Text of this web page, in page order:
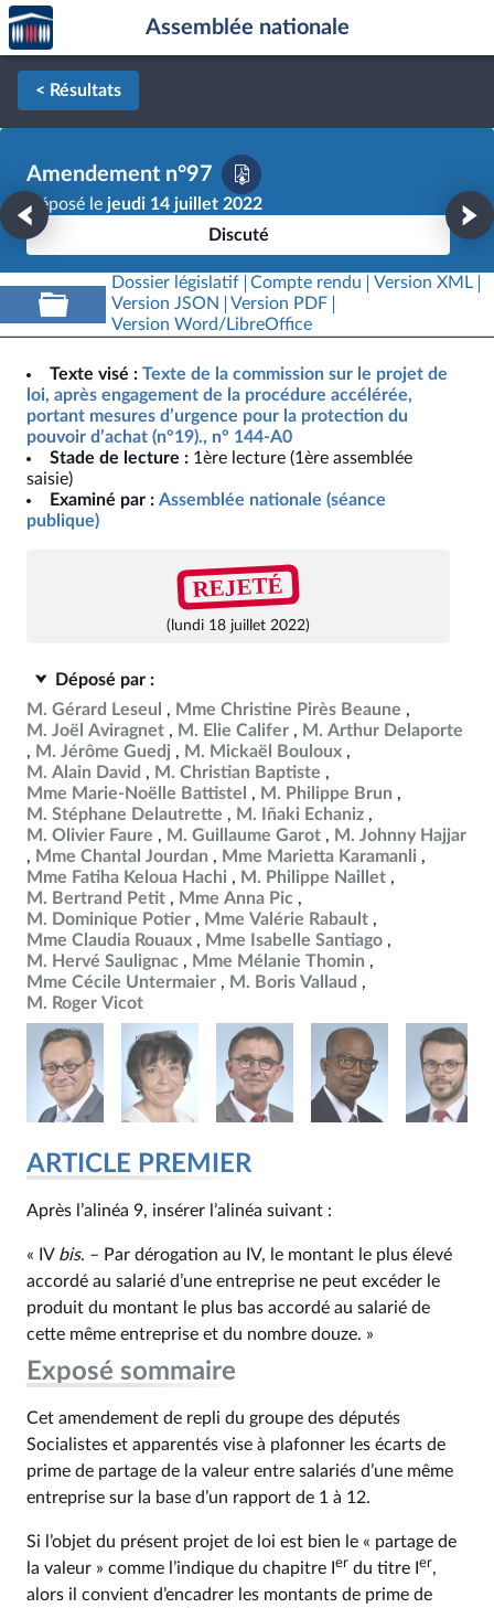
Aller au contenu
Aller en bas de la page
Accèder
à la
page
d'accueil
Assemblée nationale
< Résultats
Amendement n°97
Déposé le jeudi 14 juillet 2022
Discuté
Dossier législatif Compte rendu
Version XML
Version JSON
Version PDF
Version Word/LibreOffice
Texte visé : Texte de la commission sur le projet de
loi, après engagement de la procédure accélérée,
portant mesures d’urgence pour la protection du
pouvoir d’achat (n°19)., n° 144-A0
Stade de lecture : 1ère lecture (1ère assemblée
saisie)
Examiné par : Assemblée nationale (séance
publique)
REJETÉ
(lundi 18 juillet 2022)
Déposé par :
M. Gérard Leseul
Mme Christine Pirès Beaune
M. Joël Aviragnet
M. Elie Califer
M. Arthur Delaporte
M. Jérôme Guedj
M. Mickaël Bouloux
M. Alain David
M. Christian Baptiste
Mme Marie-Noëlle Battistel
M. Philippe Brun
M. Stéphane Delautrette
M. Iñaki Echaniz
M. Olivier Faure
M. Guillaume Garot
M. Johnny Hajjar
Mme Chantal Jourdan
Mme Marietta Karamanli
Mme Fatiha Keloua Hachi
M. Philippe Naillet
M. Bertrand Petit
Mme Anna Pic
M. Dominique Potier
Mme Valérie Rabault
Mme Claudia Rouaux
Mme Isabelle Santiago
M. Hervé Saulignac
Mme Mélanie Thomin
Mme Cécile Untermaier
M. Boris Vallaud
M. Roger Vicot
ARTICLE PREMIER
Après l’alinéa 9, insérer l’alinéa suivant :
« IV bis. – Par dérogation au IV, le montant le plus élevé
accordé au salarié d’une entreprise ne peut excéder le
produit du montant le plus bas accordé au salarié de
cette même entreprise et du nombre douze. »
Exposé sommaire
Cet amendement de repli du groupe des députés
Socialistes et apparentés vise à plafonner les écarts de
prime de partage de la valeur entre salariés d’une même
entreprise sur la base d’un rapport de 1 à 12.
Si l’objet du présent projet de loi est bien le « partage de
la valeur » comme l’indique du chapitre I er du titre I er,
alors il convient d’encadrer les montants de prime de